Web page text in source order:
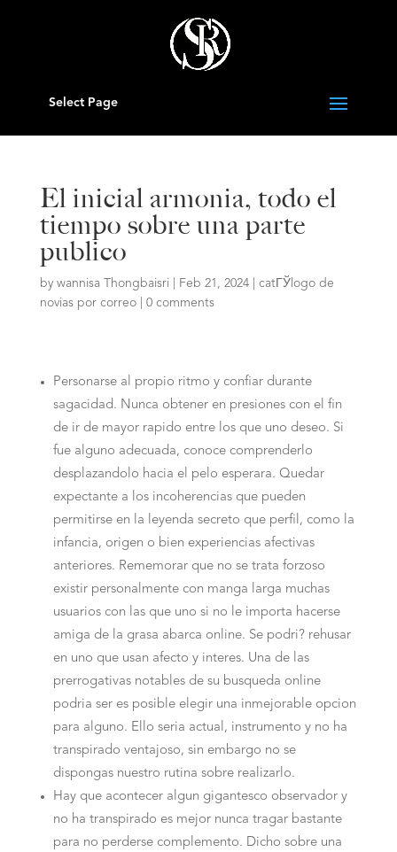
Select Page
El inicial armonia, todo el
tiempo sobre una parte
publico
by wannisa Thongbaisri Feb 21, 2024| catГЎlogo de
novias por correo| 0 comments
Personarse al propio ritmo y confiar durante
sagacidad. Nunca obtener en presiones con el fin
de ir de mayor rapido entre los que uno deseo. Si
fue alguno adecuada, conoce comprenderlo
desplazandolo hacia el pelo esperara. Quedar
expectante a los incoherencias que pueden
permitirse en la leyenda secreto que perfil, como la
infancia, origen o bien experiencias afectivas
anteriores. Rememorar que no se trata forzoso
existir personalmente con manga larga muchas
usuarios con las que uno si no le importa hacerse
amiga de la grasa abarca online. Se podri? rehusar
en uno que usan afecto y interes. Una de las
prerrogativas notables de su busqueda online
podri­a ser es posible elegir una inmejorable opcion
para alguno. Ello seri­a actual, instrumento y no ha
transpirado ventajoso, sin embargo no se
dispongas nuestro rutina sobre realizarlo.
Hay que acontecer algun gigantesco observador y
no ha transpirado es mejor nunca tragar bastante
para no perderse complemento. Dicho sobre una